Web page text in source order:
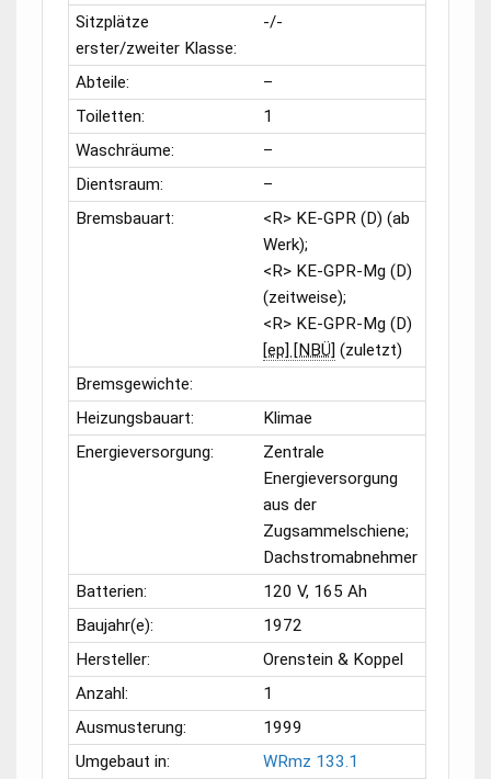
Sitzplätze
erster/zweiter Klasse:
-/-
Abteile:
–
Toiletten:
1
Waschräume:
–
Dientsraum:
–
Bremsbauart:
<R> KE-GPR (D) (ab
Werk);
<R> KE-GPR-Mg (D)
(zeitweise);
<R> KE-GPR-Mg (D)
[ep] [NBÜ] (zuletzt)
Bremsgewichte:
Heizungsbauart:
Klimae
Energieversorgung:
Zentrale
Energieversorgung
aus der
Zugsammelschiene;
Dachstromabnehmer
Batterien:
120 V, 165 Ah
Baujahr(e):
1972
Hersteller:
Orenstein & Koppel
Anzahl:
1
Ausmusterung:
1999
Umgebaut in:
WRmz 133.1